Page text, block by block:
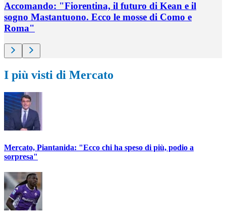
Accomando: "Fiorentina, il futuro di Kean e il
sogno Mastantuono. Ecco le mosse di Como e
Roma"
I più visti di Mercato
Mercato, Piantanida: "Ecco chi ha speso di più, podio a
sorpresa"